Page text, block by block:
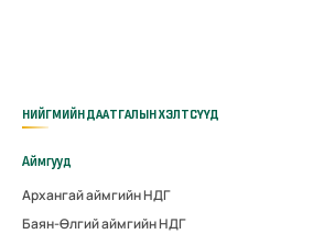
НИЙГМИЙН ДААТГАЛЫН ХЭЛТСҮҮД
Аймгууд
Архангай аймгийн НДГ
Баян-Өлгий аймгийн НДГ